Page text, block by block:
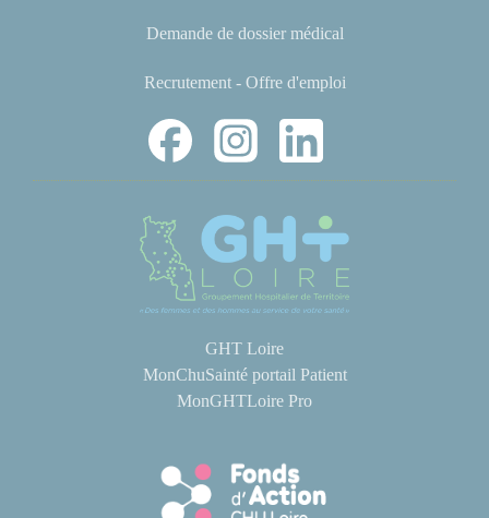
Demande de dossier médical
Recrutement - Offre d'emploi
GHT Loire
MonChuSainté portail Patient
MonGHTLoire Pro